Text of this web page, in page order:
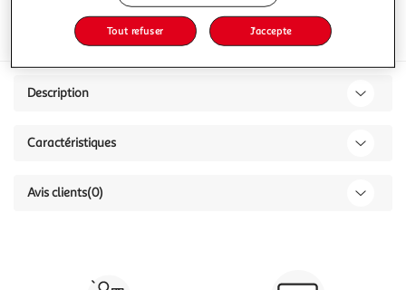
Eurofeuille - Bio européen
Description
Caractéristiques
Avis clients(0)
Tout refuser J'accepte